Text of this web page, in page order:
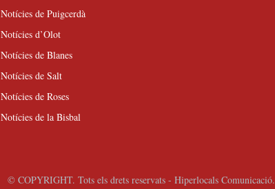
Notícies de Puigcerdà
Notícies d’Olot
Notícies de Blanes
Notícies de Salt
Notícies de Roses
Notícies de la Bisbal
© COPYRIGHT. Tots els drets reservats - Hiperlocals Comunicació.